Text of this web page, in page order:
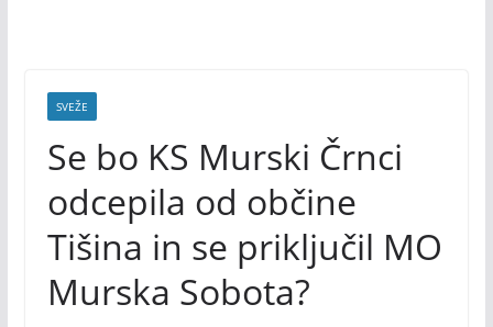
SVEŽE
Se bo KS Murski Črnci
odcepila od občine
Tišina in se priključil MO
Murska Sobota?